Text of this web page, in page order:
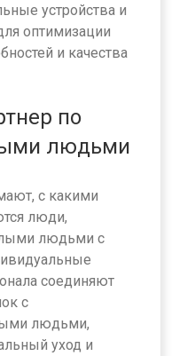
устройства и
оптимизации
и качества
по
людьми
с какими
люди,
людьми с
соединяют
с
людьми,
уход и